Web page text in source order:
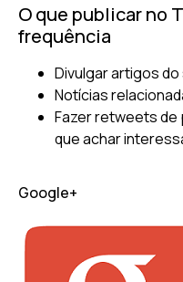
O que publicar no
frequência
Divulgar artigos
Notícias
Fazer retweets
que achar
Google+